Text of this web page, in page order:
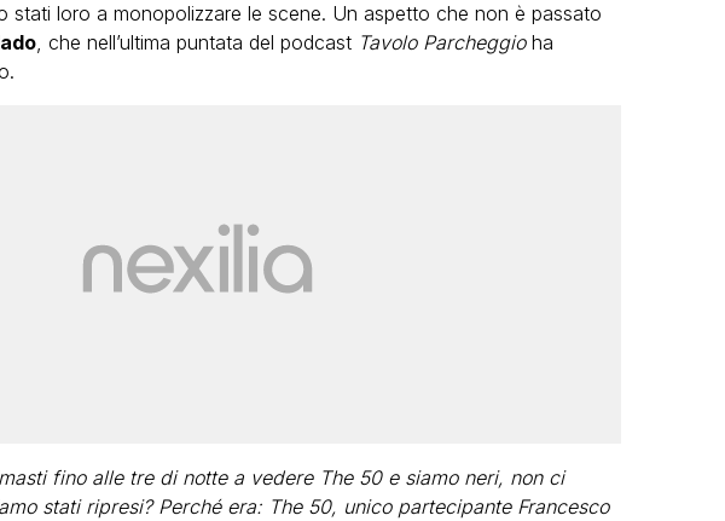
stati loro a monopolizzare le scene. Un aspetto che non è passato
, che nell’ultima puntata del podcast Tavolo Parcheggioha
fino alle tre di notte a vedere The 50 e siamo neri, non ci
stati ripresi? Perché era: The 50, unico partecipante Francesco